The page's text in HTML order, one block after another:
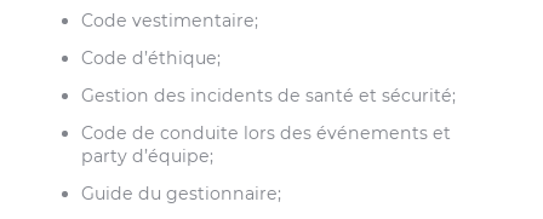
Code vestimentaire;
Code d’éthique;
Gestion des incidents de santé et sécurité;
Code de conduite lors des événements et
party d’équipe;
Guide du gestionnaire;